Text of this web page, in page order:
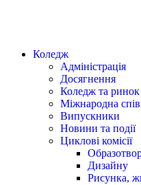
Коледж
Адміністрація
Досягнення
Коледж та ринок
Міжнародна
Випускники
Новини та події
Циклові комісії
Дизайну
Рисунка,